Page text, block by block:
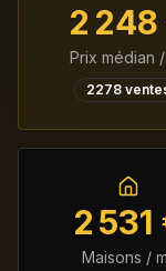
2 248
Prix médian /
2278
2 531
Maisons /